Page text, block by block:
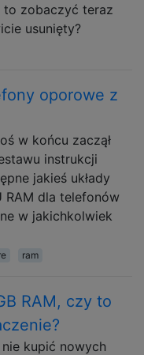
to zobaczyć teraz
usunięty?
oporowe z
w końcu zaczął
instrukcji
jakieś układy
RAM dla telefonów
w jakichkolwiek
ram
RAM, czy to
kupić nowych